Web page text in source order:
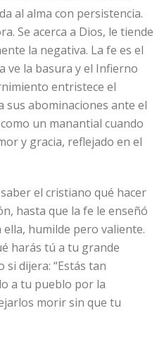
al alma con persistencia.
Se acerca a Dios, le tiende
la negativa. La fe es el
ve la basura y el Infierno
entristece el
sus abominaciones ante el
un manantial cuando
y gracia, reflejado en el
el cristiano qué hacer
hasta que la fe le enseñó
ella, humilde pero valiente.
harás tú a tu grande
si dijera: “Estás tan
a tu pueblo por la
morir sin que tu